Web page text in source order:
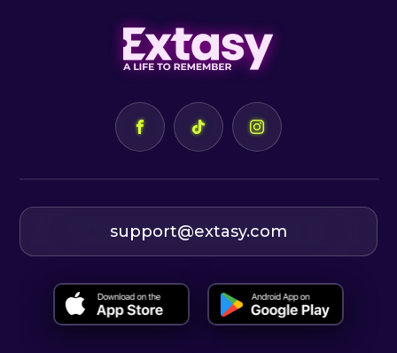
support@extasy.com